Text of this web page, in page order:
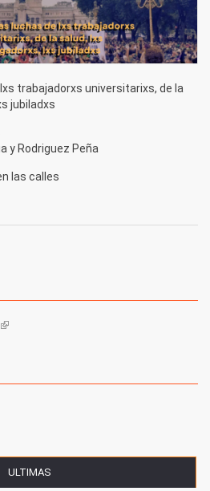
trabajadorxs universitarixs, de la
jubiladxs
y Rodriguez Peña
las calles
(link is external)
ULTIMAS